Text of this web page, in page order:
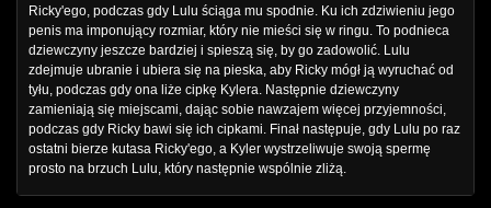
Ricky'ego, podczas gdy Lulu ściąga mu spodnie. Ku ich zdziwieniu jego
penis ma imponujący rozmiar, który nie mieści się w ringu. To podnieca
dziewczyny jeszcze bardziej i spieszą się, by go zadowolić. Lulu
zdejmuje ubranie i ubiera się na pieska, aby Ricky mógł ją wyruchać od
tyłu, podczas gdy ona liże cipkę Kylera. Następnie dziewczyny
zamieniają się miejscami, dając sobie nawzajem więcej przyjemności,
podczas gdy Ricky bawi się ich cipkami. Finał następuje, gdy Lulu po raz
ostatni bierze kutasa Ricky'ego, a Kyler wystrzeliwuje swoją spermę
prosto na brzuch Lulu, który następnie wspólnie zliżą.